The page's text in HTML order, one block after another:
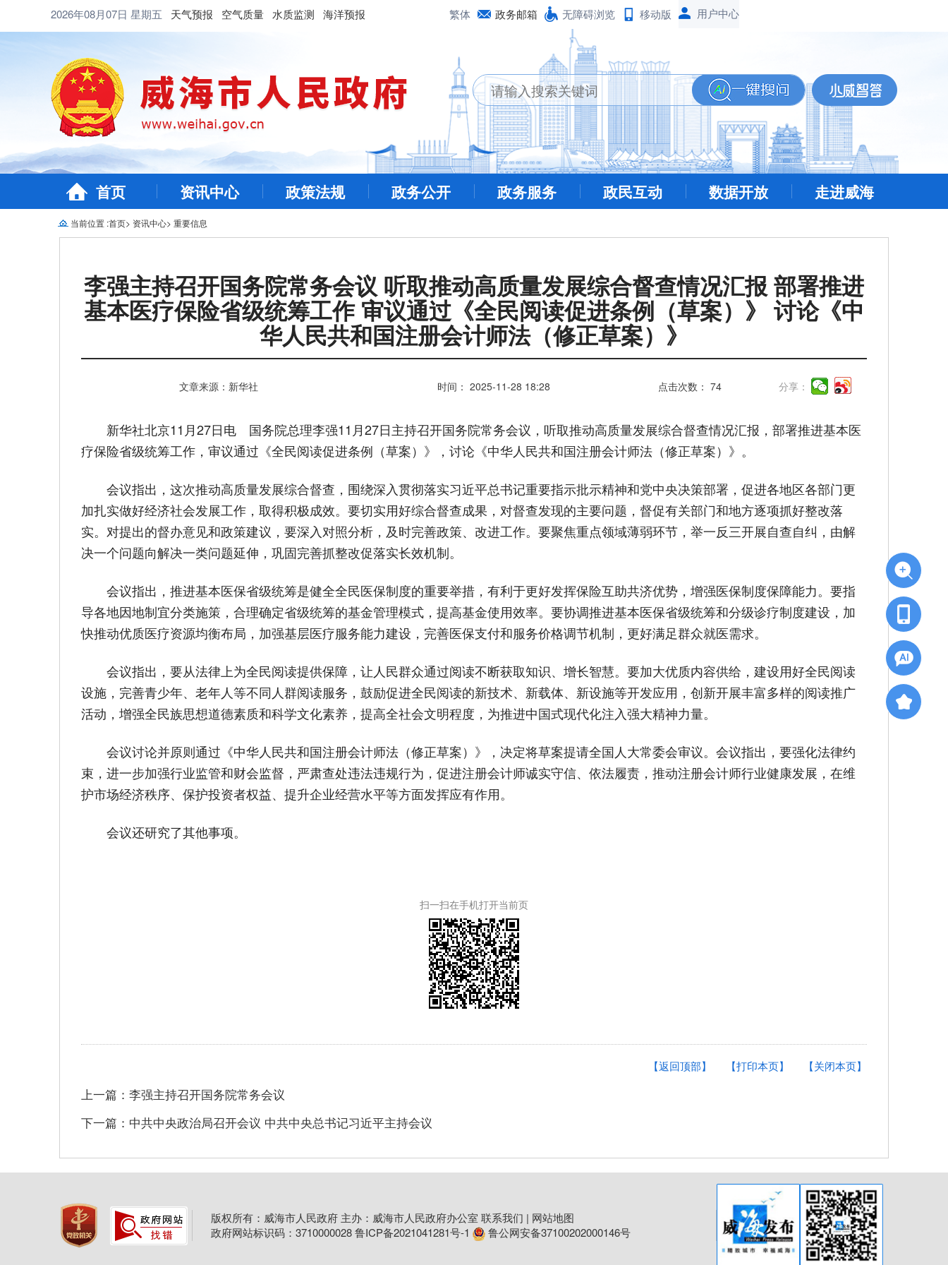
2026年08月07日 星期五 天气预报 空气质量 水质监测 海洋预报 繁体 政务邮箱 无障碍浏览 移动版
首页 资讯中心 政策法规 政务公开 政务服务 政民互动 数据开放 走进威海
当前位置 :首页> 资讯中心> 重要信息
李强主持召开国务院常务会议 听取推动高质量发展综合督查情况汇报 部署推进
基本医疗保险省级统筹工作 审议通过《全民阅读促进条例（草案）》 讨论《中
华人民共和国注册会计师法（修正草案）》
文章来源：新华社 时间： 2025-11-28 18:28 点击次数：74 分享：
新华社北京11月27日电 国务院总理李强11月27日主持召开国务院常务会议，听取推动高质量发展综合督查情况汇报，部署推进基本医
疗保险省级统筹工作，审议通过《全民阅读促进条例（草案）》，讨论《中华人民共和国注册会计师法（修正草案）》。
会议指出，这次推动高质量发展综合督查，围绕深入贯彻落实习近平总书记重要指示批示精神和党中央决策部署，促进各地区各部门更
加扎实做好经济社会发展工作，取得积极成效。要切实用好综合督查成果，对督查发现的主要问题，督促有关部门和地方逐项抓好整改落
实。对提出的督办意见和政策建议，要深入对照分析，及时完善政策、改进工作。要聚焦重点领域薄弱环节，举一反三开展自查自纠，由解
决一个问题向解决一类问题延伸，巩固完善抓整改促落实长效机制。
会议指出，推进基本医保省级统筹是健全全民医保制度的重要举措，有利于更好发挥保险互助共济优势，增强医保制度保障能力。要指
导各地因地制宜分类施策，合理确定省级统筹的基金管理模式，提高基金使用效率。要协调推进基本医保省级统筹和分级诊疗制度建设，加
快推动优质医疗资源均衡布局，加强基层医疗服务能力建设，完善医保支付和服务价格调节机制，更好满足群众就医需求。
会议指出，要从法律上为全民阅读提供保障，让人民群众通过阅读不断获取知识、增长智慧。要加大优质内容供给，建设用好全民阅读
设施，完善青少年、老年人等不同人群阅读服务，鼓励促进全民阅读的新技术、新载体、新设施等开发应用，创新开展丰富多样的阅读推广
活动，增强全民族思想道德素质和科学文化素养，提高全社会文明程度，为推进中国式现代化注入强大精神力量。
会议讨论并原则通过《中华人民共和国注册会计师法（修正草案）》，决定将草案提请全国人大常委会审议。会议指出，要强化法律约
束，进一步加强行业监管和财会监督，严肃查处违法违规行为，促进注册会计师诚实守信、依法履责，推动注册会计师行业健康发展，在维
护市场经济秩序、保护投资者权益、提升企业经营水平等方面发挥应有作用。
会议还研究了其他事项。
扫一扫在手机打开当前页
【关闭本页】
【打印本页】
【返回顶部】
上一篇：李强主持召开国务院常务会议
下一篇：中共中央政治局召开会议 中共中央总书记习近平主持会议
版权所有：威海市人民政府 主办：威海市人民政府办公室 联系我们 | 网站地图
政府网站标识码：3710000028鲁ICP备2021041281号-1 鲁公网安备37100202000146号